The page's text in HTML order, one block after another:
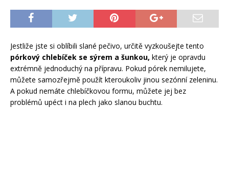
Jestliže jste si oblíbili slané pečivo, určitě vyzkoušejte tento
pórkový chlebíček se sýrem a šunkou, který je opravdu
extrémně jednoduchý na přípravu. Pokud pórek nemilujete,
můžete samozřejmě použít kteroukoliv jinou sezónní zeleninu.
A pokud nemáte chlebíčkovou formu, můžete jej bez
problémů upéct i na plech jako slanou buchtu.